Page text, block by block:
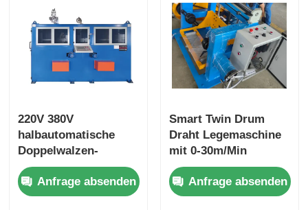
220V 380V
halbautomatische
Doppelwalzen-
Drahtlegemaschine
mit SPS-Steuerung
Anfrage absenden
Smart Twin Drum
Draht Legemaschine
mit 0-30m/Min
Leggeschwindigkeit
Hochwertiger
Stahlrahmen
Anfrage absenden